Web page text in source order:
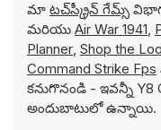
మా టచ్‌స్క్రీన్ గేమ్స్
మరియు Air War 1941,
Planner, Shop the
Command Strike Fps
కనుగొనండి - ఇవన్నీ
అందుబాటులో ఉన్నాయి.